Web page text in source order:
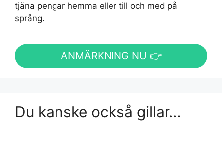
tjäna pengar hemma eller till och med på
språng.
ANMÄRKNING NU 👉
Du kanske också gillar…